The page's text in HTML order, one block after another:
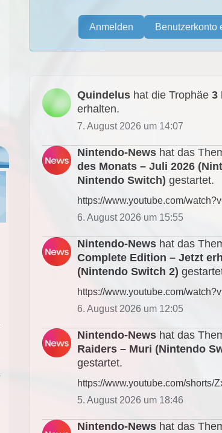
Benutzerkonto
Anmelden
Quindelus hat die Trophäe 3
erhalten.
7. August 2026 um 14:07
Nintendo-News hat das
des Monats – Juli 2026
Nintendo Switch) gestartet.
https://www.youtube.com/
6. August 2026 um 15:55
Nintendo-News hat das
Complete Edition – Jetzt
(Nintendo Switch 2)
https://www.youtube.com/
6. August 2026 um 12:05
Nintendo-News hat das
Raiders – Muri (Nintendo
gestartet.
https://www.youtube.com/shorts/
5. August 2026 um 18:46
Nintendo-News hat das